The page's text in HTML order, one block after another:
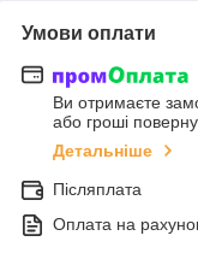
Умови оплати
Ви отримаєте
або гроші
Детальніше
Післяплата
Оплата на